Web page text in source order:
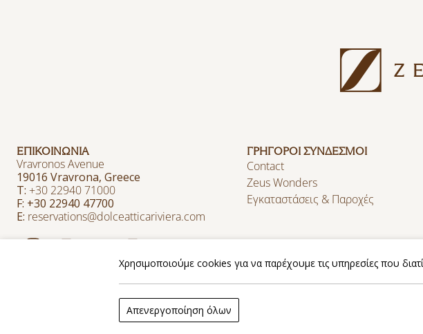
ΕΠΙΚΟΙΝΩΝΙΑ
Vravronos Avenue
19016 Vravrona, Greece
T: +30 22940 71000
F: +30 22940 47700
E: reservations@dolceatticariviera.com
ΓΡΗΓΟΡΟΙ ΣΥΝΔΕΣΜΟΙ
Contact
Zeus Wonders
Εγκαταστάσεις & Παροχές
2026 @ Zeus Dolce Athens. All rights reserved.
| Powered byHotelwize
Χρησιμοποιούμε cookies για να παρέχουμε τις υπηρεσίες που
Απενεργοποίηση όλων